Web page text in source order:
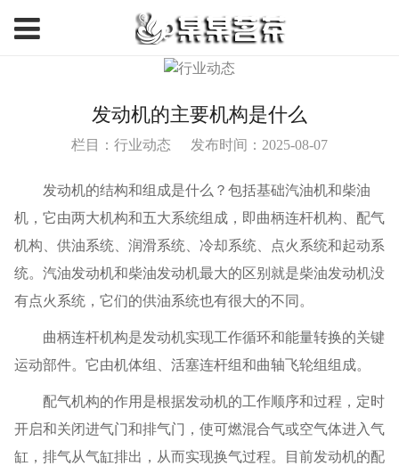
发动机的主要机构是什么
栏目：行业动态 发布时间：2025-08-07
发动机的结构和组成是什么？包括基础汽油机和柴油
机，它由两大机构和五大系统组成，即曲柄连杆机构、配气
机构、供油系统、润滑系统、冷却系统、点火系统和起动系
统。汽油发动机和柴油发动机最大的区别就是柴油发动机没
有点火系统，它们的供油系统也有很大的不同。
曲柄连杆机构是发动机实现工作循环和能量转换的关键
运动部件。它由机体组、活塞连杆组和曲轴飞轮组组成。
配气机构的作用是根据发动机的工作顺序和过程，定时
开启和关闭进气门和排气门，使可燃混合气或空气体进入气
缸，排气从气缸排出，从而实现换气过程。目前发动机的配